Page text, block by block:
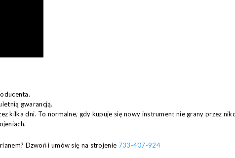
gwarancją.
kilka dni. To normalne, gdy kupuje się nowy instrument nie grany przez
Dzwoń i umów się na strojenie 733-407-924